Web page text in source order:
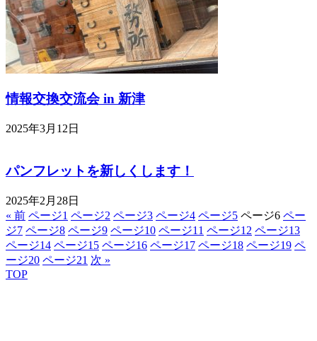
情報交換交流会 in 新津
2025年3月12日
パンフレットを新しくします！
2025年2月28日
« 前 ページ1 ページ2 ページ3 ページ4 ページ5 ページ6 ペー
ジ7 ページ8 ページ9 ページ10 ページ11 ページ12 ページ13
ページ14 ページ15 ページ16 ページ17 ページ18 ページ19 ペ
ージ20 ページ21 次 »
TOP